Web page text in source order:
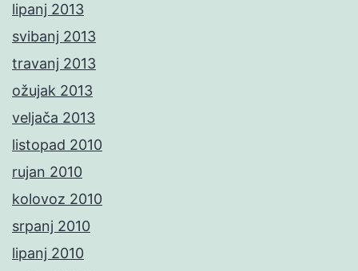
lipanj 2013
svibanj 2013
travanj 2013
ožujak 2013
veljača 2013
listopad 2010
rujan 2010
kolovoz 2010
srpanj 2010
lipanj 2010